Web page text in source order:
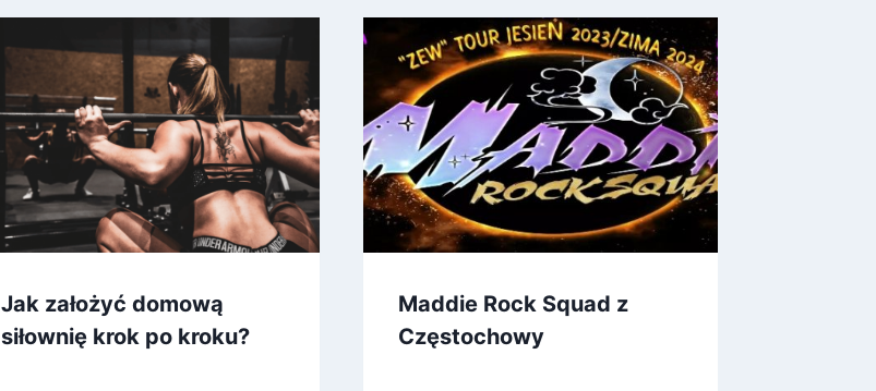
Jak założyć domową
siłownię krok po kroku?
Maddie Rock Squad z
Częstochowy